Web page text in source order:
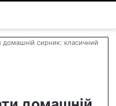
домашній сирник: класичний